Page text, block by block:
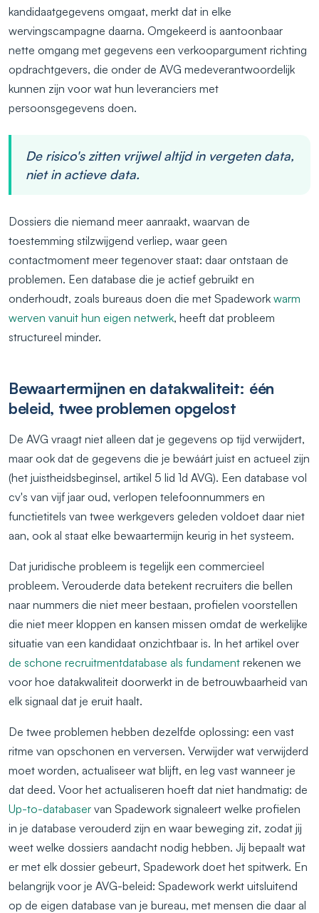
kandidaatgegevens omgaat, merkt dat in elke
wervingscampagne daarna. Omgekeerd is aantoonbaar
nette omgang met gegevens een verkoopargument richting
opdrachtgevers, die onder de AVG medeverantwoordelijk
kunnen zijn voor wat hun leveranciers met
persoonsgegevens doen.
De risico's zitten vrijwel altijd in vergeten data,
niet in actieve data.
Dossiers die niemand meer aanraakt, waarvan de
toestemming stilzwijgend verliep, waar geen
contactmoment meer tegenover staat: daar ontstaan de
problemen. Een database die je actief gebruikt en
onderhoudt, zoals bureaus doen die met Spadework warm
werven vanuit hun eigen netwerk, heeft dat probleem
structureel minder.
Bewaartermijnen en datakwaliteit: één
beleid, twee problemen opgelost
De AVG vraagt niet alleen dat je gegevens op tijd verwijdert,
maar ook dat de gegevens die je bewáárt juist en actueel zijn
(het juistheidsbeginsel, artikel 5 lid 1d AVG). Een database vol
cv's van vijf jaar oud, verlopen telefoonnummers en
functietitels van twee werkgevers geleden voldoet daar niet
aan, ook al staat elke bewaartermijn keurig in het systeem.
Dat juridische probleem is tegelijk een commercieel
probleem. Verouderde data betekent recruiters die bellen
naar nummers die niet meer bestaan, profielen voorstellen
die niet meer kloppen en kansen missen omdat de werkelijke
situatie van een kandidaat onzichtbaar is. In het artikel over
de schone recruitmentdatabase als fundament rekenen we
voor hoe datakwaliteit doorwerkt in de betrouwbaarheid van
elk signaal dat je eruit haalt.
De twee problemen hebben dezelfde oplossing: een vast
ritme van opschonen en verversen. Verwijder wat verwijderd
moet worden, actualiseer wat blijft, en leg vast wanneer je
dat deed. Voor het actualiseren hoeft dat niet handmatig: de
Up-to-databaser van Spadework signaleert welke profielen
in je database verouderd zijn en waar beweging zit, zodat jij
weet welke dossiers aandacht nodig hebben. Jij bepaalt wat
er met elk dossier gebeurt, Spadework doet het spitwerk. En
belangrijk voor je AVG-beleid: Spadework werkt uitsluitend
op de eigen database van je bureau, met mensen die daar al